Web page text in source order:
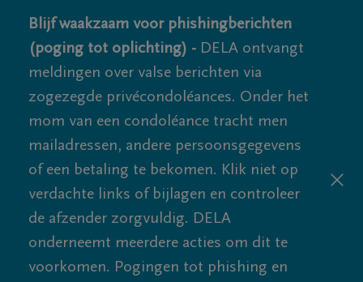
Blijf waakzaam voor phishingberichten
(poging tot oplichting) - DELA ontvangt
meldingen over valse berichten via
zogezegde privécondoléances. Onder het
mom van een condoléance tracht men
mailadressen, andere persoonsgegevens
of een betaling te bekomen. Klik niet op
verdachte links of bijlagen en controleer
de afzender zorgvuldig. DELA
onderneemt meerdere acties om dit te
voorkomen. Pogingen tot phishing en